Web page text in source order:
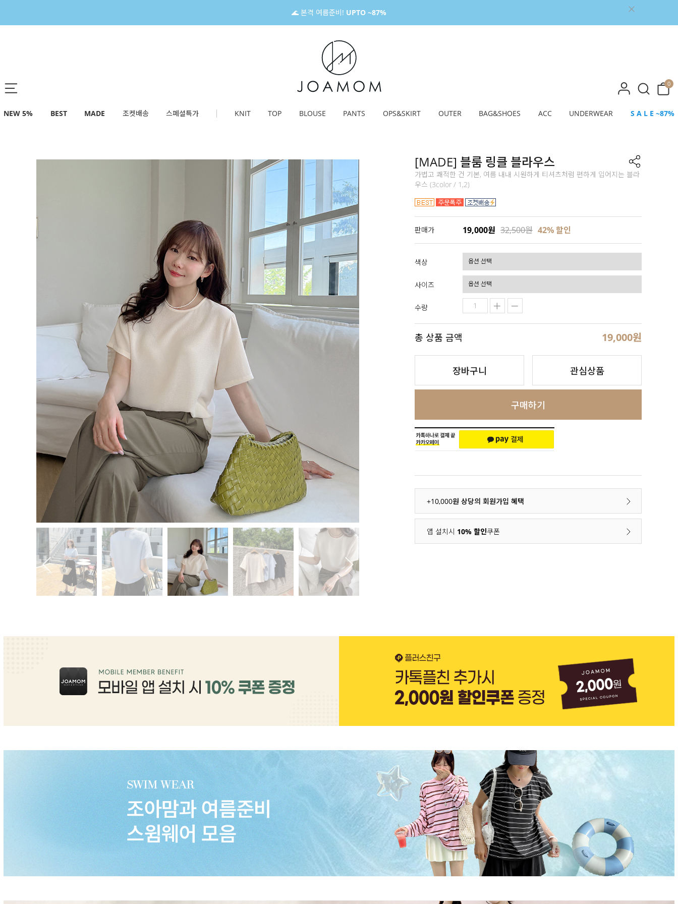
🌊 본격 여름준비! UPTO ~87%
0
NEW 5% BEST MADE 조켓배송 스페셜특가 KNIT TOP BLOUSE PANTS OPS&SKIRT OUTER BAG&SHOES ACC UNDERWEAR S A L E ~87%
[MADE] 블룸 링클 블라우스
가볍고 쾌적한 건 기본, 여름 내내 시원하게 티셔츠처럼 편하게 입어지는 블라
우스 (3color / 1,2)
판매가 19,000원 32,500원 42% 할인
색상
사이즈
수량
총 상품 금액 19,000원
장바구니 관심상품
구매하기
+10,000원 상당의 회원가입 혜택
앱 설치시 10% 할인쿠폰